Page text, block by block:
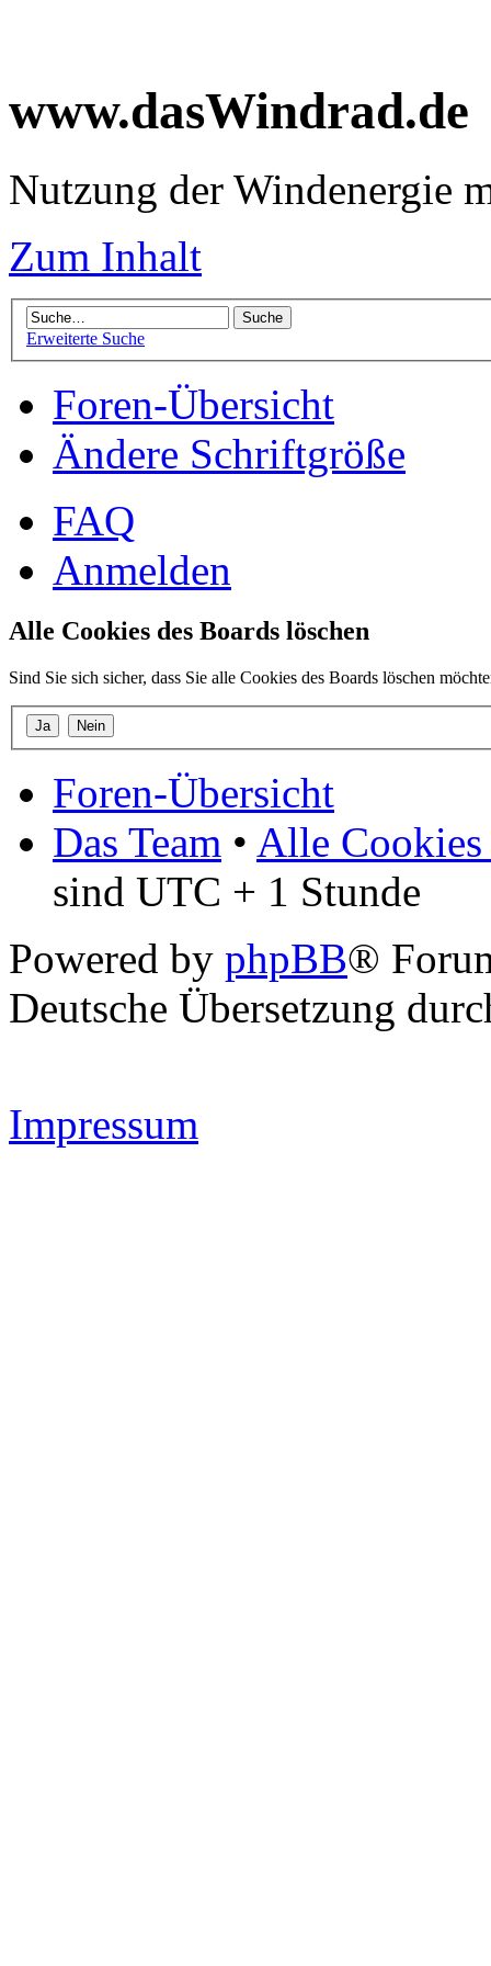
www.dasWindrad.de
Nutzung der Windenergie
Zum Inhalt
Erweiterte Suche
Foren-Übersicht
Ändere Schriftgröße
FAQ
Anmelden
Alle Cookies des Boards löschen
Sind Sie sich sicher, dass Sie alle Cookies des Boards löschen
Foren-Übersicht
Das Team • Alle Cookies
sind UTC + 1 Stunde
Powered by phpBB®
Deutsche Übersetzung
Impressum